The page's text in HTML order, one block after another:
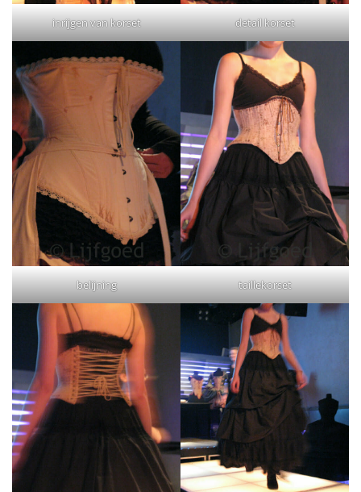
inrijgen van korset detail korset
belijning taillekorset